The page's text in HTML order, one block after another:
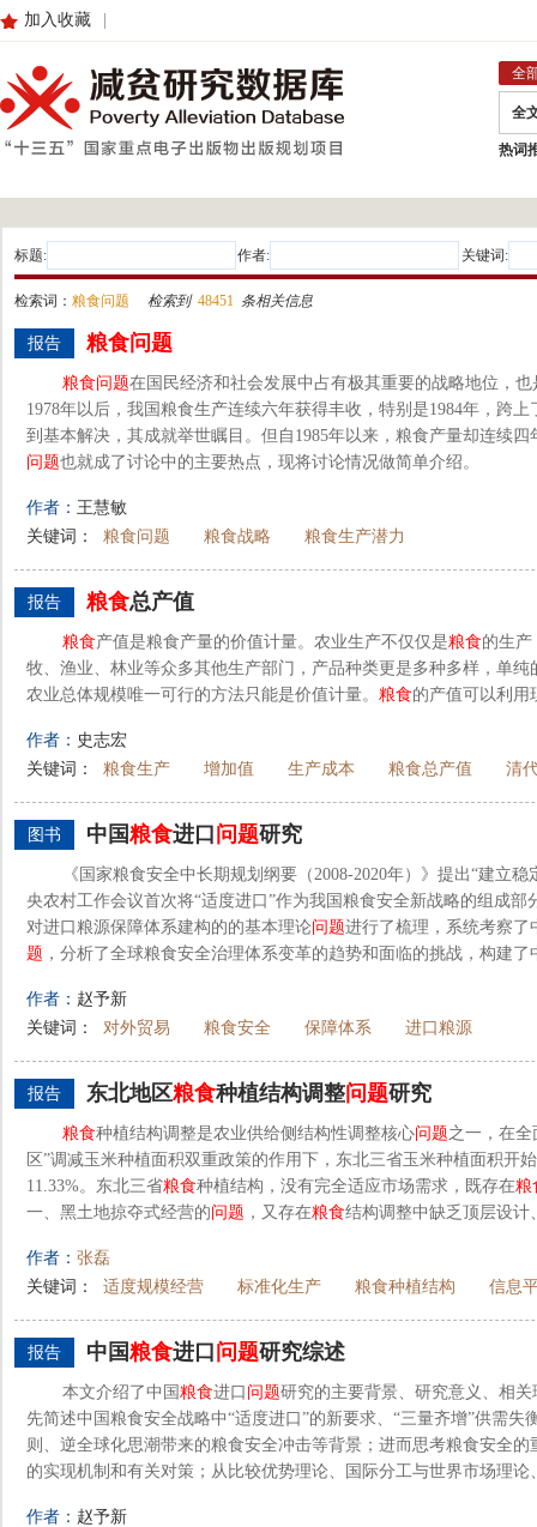
加入收藏
全
全
热词
标题: 作者: 关键词:
检索词： 粮食问题 检索到 48451 条相关信息
报告 粮食问题
粮食问题在国民经济和社会发展中占有极其重要的战略地位，
1978年以后，我国粮食生产连续六年获得丰收，特别是1984年，跨
到基本解决，其成就举世瞩目。但自1985年以来，粮食产量却连续
问题也就成了讨论中的主要热点，现将讨论情况做简单介绍。
作者： 王慧敏
关键词：
粮食问题 粮食战略 粮食生产潜力
报告 粮食总产值
粮食产值是粮食产量的价值计量。农业生产不仅仅是粮食的生产
牧、渔业、林业等众多其他生产部门，产品种类更是多种多样，单
农业总体规模唯一可行的方法只能是价值计量。 粮食的产值可以利用
作者： 史志宏
关键词：
粮食生产 增加值 生产成本 粮食总产值 清
图书 中国粮食进口 问题研究
《国家粮食安全中长期规划纲要（2008-2020年）》提出“建立
央农村工作会议首次将“适度进口”作为我国粮食安全新战略的组成部
对进口粮源保障体系建构的的基本理论问题进行了梳理，系统考察了
题 ，分析了全球粮食安全治理体系变革的趋势和面临的挑战，构建了
作者： 赵予新
关键词：
对外贸易 粮食安全 保障体系 进口粮源
报告 东北地区粮食种植结构调整问题研究
粮食种植结构调整是农业供给侧结构性调整核心问题之一，在
区”调减玉米种植面积双重政策的作用下，东北三省玉米种植面积开
11.33%。东北三省粮食种植结构，没有完全适应市场需求，既存在粮
一、黑土地掠夺式经营的问题 ，又存在粮食结构调整中缺乏顶层设
作者： 张磊
关键词：
适度规模经营 标准化生产 粮食种植结构 信息
报告 中国粮食进口 问题研究综述
本文介绍了中国 粮食进口 问题研究的主要背景、研究意义、相
先简述中国粮食安全战略中“适度进口”的新要求、“三量齐增”供需
则、逆全球化思潮带来的粮食安全冲击等背景；进而思考粮食安全
的实现机制和有关对策；从比较优势理论、国际分工与世界市场理论
作者： 赵予新